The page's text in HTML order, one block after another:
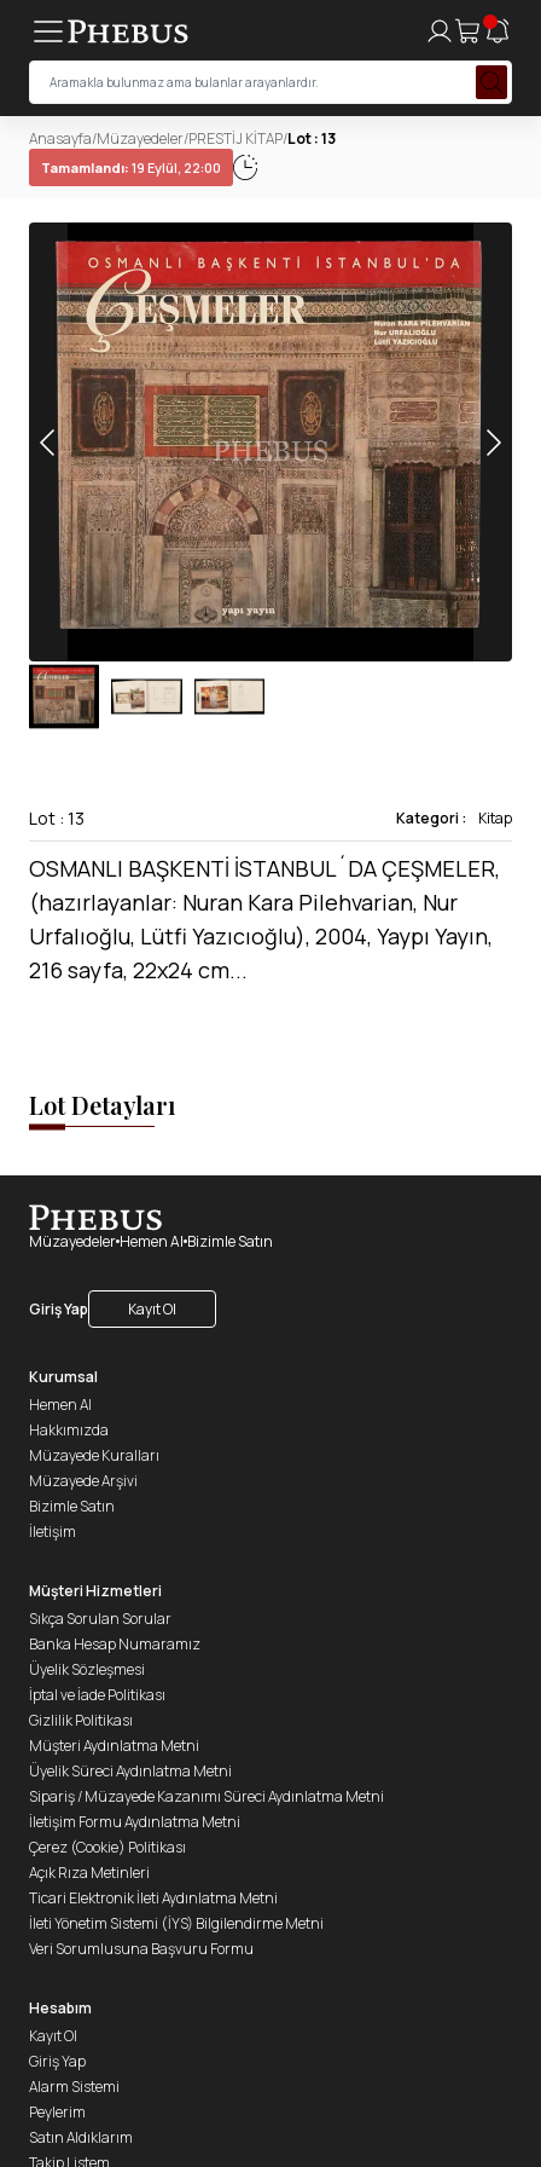
Anasayfa/Müzayedeler/PRESTİJ KİTAP/Lot : 13
Tamamlandı: 19 Eylül, 22:00
Lot : 13 Kategori : Kitap
OSMANLI BAŞKENTİ İSTANBUL´DA ÇEŞMELER,
(hazırlayanlar: Nuran Kara Pilehvarian, Nur
Urfalıoğlu, Lütfi Yazıcıoğlu), 2004, Yaypı Yayın,
216 sayfa, 22x24 cm...
Lot Detayları
Müzayedeler Hemen Al Bizimle Satın
Giriş Yap Kayıt Ol
Kurumsal
Hemen Al
Hakkımızda
Müzayede Kuralları
Müzayede Arşivi
Bizimle Satın
İletişim
Müşteri Hizmetleri
Sıkça Sorulan Sorular
Banka Hesap Numaramız
Üyelik Sözleşmesi
İptal ve İade Politikası
Gizlilik Politikası
Müşteri Aydınlatma Metni
Üyelik Süreci Aydınlatma Metni
Sipariş / Müzayede Kazanımı Süreci Aydınlatma Metni
İletişim Formu Aydınlatma Metni
Çerez (Cookie) Politikası
Açık Rıza Metinleri
Ticari Elektronik İleti Aydınlatma Metni
İleti Yönetim Sistemi (İYS) Bilgilendirme Metni
Veri Sorumlusuna Başvuru Formu
Hesabım
Kayıt Ol
Giriş Yap
Alarm Sistemi
Peylerim
Satın Aldıklarım
Takip Listem